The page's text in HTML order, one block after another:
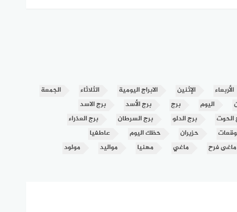
الأربعاء الإثنين الابراج اليومية الثلاثاء
الجمعة
اليوم برج برج الأسد
برج الاسد
الحوت برج الدلو برج السرطان
برج العذراء
حزيران حظك اليوم
عاطفيا
ماغى فرح ماغي مهنيا مواليد
مولود